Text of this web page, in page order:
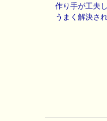
作り手が工夫
うまく解決さ